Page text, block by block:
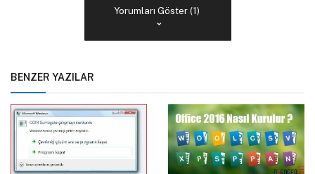
Yorumları Göster (1)
BENZER YAZILAR